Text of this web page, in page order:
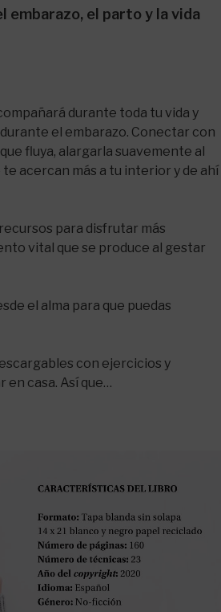
embarazo, el parto y la vida
durante toda tu vida y
el embarazo. Conectar con
fluya, alargarla suavemente al
acercan más a tu interior y de ahí
para disfrutar más
vital que se produce al gestar
el alma para que puedas
con ejercicios y
en casa. Así que…